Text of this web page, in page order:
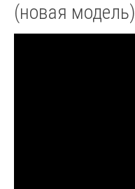
(новая модель)